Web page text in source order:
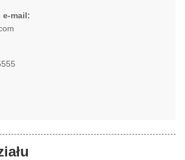
e-mail: